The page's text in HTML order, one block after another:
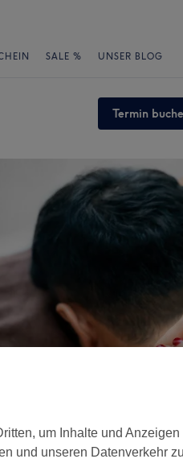
SALE % UNSER BLOG
Termin
um Inhalte und Anzeigen
und unseren Datenverkehr zu